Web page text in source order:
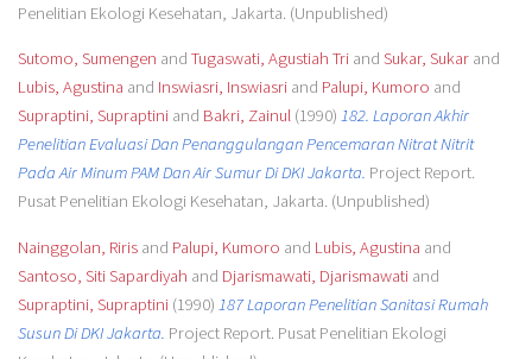
Penelitian Ekologi Kesehatan, Jakarta. (Unpublished)
Sutomo, Sumengen and Tugaswati, Agustiah Triand Sukar, Sukarand
Lubis, Agustina and Inswiasri, Inswiasriand Palupi, Kumoro and
Supraptini, Supraptiniand Bakri, Zainul(1990) 182. Laporan Akhir
Penelitian Evaluasi Dan Penanggulangan Pencemaran Nitrat Nitrit
Pada Air Minum PAM Dan Air Sumur Di DKI Jakarta. Project Report.
Pusat Penelitian Ekologi Kesehatan, Jakarta. (Unpublished)
Nainggolan, Ririsand Palupi, Kumoro and Lubis, Agustina and
Santoso, Siti Sapardiyah and Djarismawati, Djarismawatiand
Supraptini, Supraptini(1990) 187 Laporan Penelitian Sanitasi Rumah
Susun Di DKI Jakarta. Project Report. Pusat Penelitian Ekologi